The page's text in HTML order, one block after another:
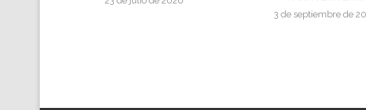
3 de septiembre de